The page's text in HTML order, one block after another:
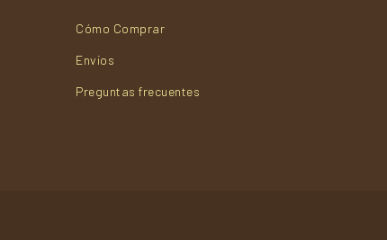
Cómo Comprar
Envios
Preguntas frecuentes